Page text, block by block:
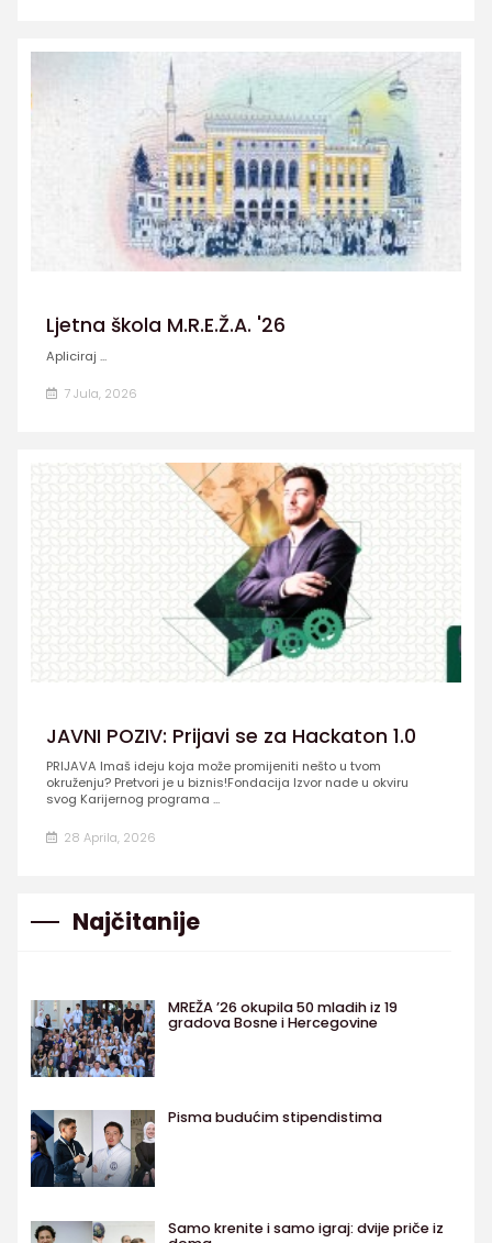
Ljetna škola M.R.E.Ž.A. '26
Apliciraj ...
7 Jula, 2026
JAVNI POZIV: Prijavi se za Hackaton 1.0
PRIJAVA Imaš ideju koja može promijeniti nešto u tvom
okruženju? Pretvori je u biznis!Fondacija Izvor nade u okviru
svog Karijernog programa ...
28 Aprila, 2026
Najčitanije
MREŽA ’26 okupila 50 mladih iz 19
gradova Bosne i Hercegovine
Pisma budućim stipendistima
Samo krenite i samo igraj: dvije priče iz